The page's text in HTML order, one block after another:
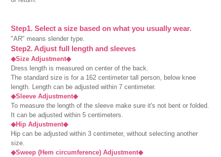
Step1. Select a size based on what you usually wear.
"AR" means slender type.
Step2. Adjust full length and sleeves
◆Size Adjustment◆
Dress length is measured on center of the back.
The standard size is for a 162 centimeter tall person, below knee
length. Length can be adjusted within 7 centimeter.
◆Sleeve Adjustment◆
To measure the length of the sleeve make sure it's not bent or folded.
It can be adjusted within 5 centimeters.
◆Hip Adjustment◆
Hip can be adjusted within 3 centimeter, without selecting another
size.
◆Sweep (Hem circumference) Adjustment◆